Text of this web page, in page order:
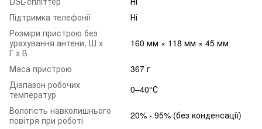
Підтримка телефонії
Ні
Розміри пристрою без
урахування антени, Ш x
Г x В
160 мм × 118 мм × 45 мм
Маса пристрою
367 г
Діапазон робочих
температур
0–40°С
Вологість навколишнього
повітря при роботі
20% - 95% (без конденсації)